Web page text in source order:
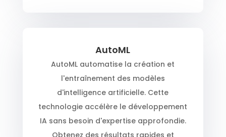
AutoML
AutoML automatise la création et
l'entraînement des modèles
d'intelligence artificielle. Cette
technologie accélère le développement
IA sans besoin d'expertise approfondie.
Obtenez des résultats rapides et